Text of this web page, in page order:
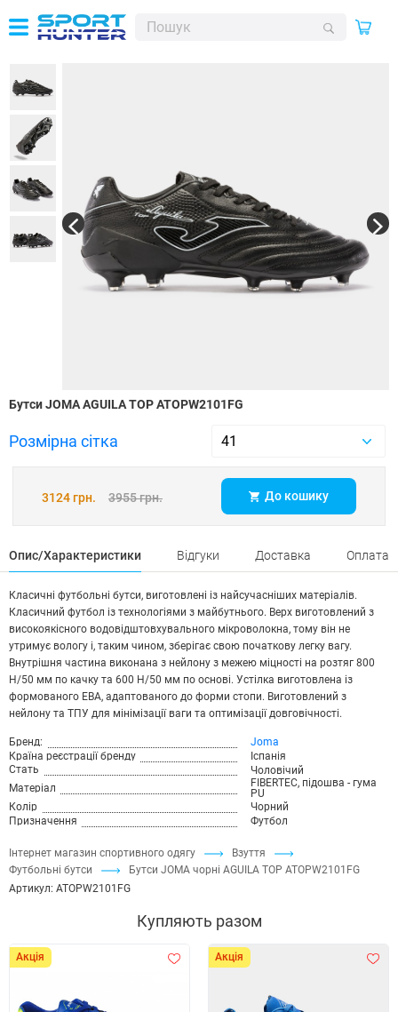
Інтернет магазин спортивного одягу
Взуття
Футбольні бутси
Бутси JOMA чорні AGUILA TOP ATOPW2101FG
Бутси JOMA AGUILA TOP ATOPW2101FG
Розмірна сітка
3124 грн. 3955 грн. До кошику
Опис/Характеристики Відгуки Доставка Оплата
Класичні футбольні бутси, виготовлені із найсучасніших матеріалів.
Класичний футбол із технологіями з майбутнього. Верх виготовлений з
високоякісного водовідштовхувального мікроволокна, тому він не
утримує вологу і, таким чином, зберігає свою початкову легку вагу.
Внутрішня частина виконана з нейлону з межею міцності на розтяг 800
Н/50 мм по качку та 600 Н/50 мм по основі. Устілка виготовлена із
формованого ЕВА, адаптованого до форми стопи. Виготовлений з
нейлону та ТПУ для мінімізації ваги та оптимізації довговічності.
Бренд:
Joma
Країна реєстрації бренду
Іспанія
Стать
Чоловічий
Матеріал
FIBERTEC, підошва - гума
PU
Колір
Чорний
Призначення
Футбол
Артикул: ATOPW2101FG
Купляють разом
Акція Акція